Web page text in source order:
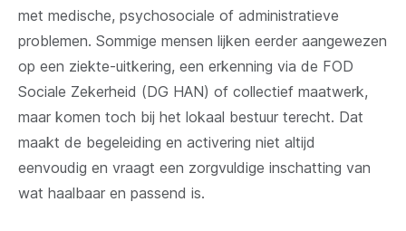
met medische, psychosociale of administratieve
problemen. Sommige mensen lijken eerder aangewezen
op een ziekte-uitkering, een erkenning via de FOD
Sociale Zekerheid (DG HAN) of collectief maatwerk,
maar komen toch bij het lokaal bestuur terecht. Dat
maakt de begeleiding en activering niet altijd
eenvoudig en vraagt een zorgvuldige inschatting van
wat haalbaar en passend is.